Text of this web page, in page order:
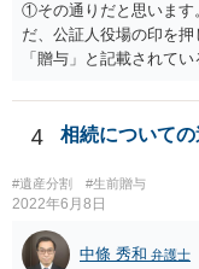
①その通りだと思います
だ、公証人役場の印を
「贈与」と記載されて
わなければ、遺産分割
がしますね。
4 相続についての
#遺産分割 #生前贈与
2022年6月8日
中條 秀和 弁護士